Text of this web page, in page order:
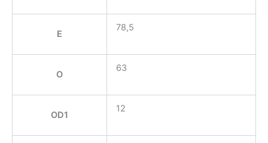
E
78,5
O
63
OD1
12